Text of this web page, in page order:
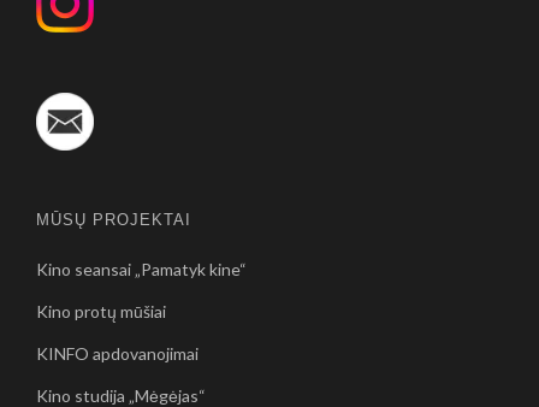
MŪSŲ PROJEKTAI
Kino seansai „Pamatyk kine“
Kino protų mūšiai
KINFO apdovanojimai
Kino studija „Mėgėjas“